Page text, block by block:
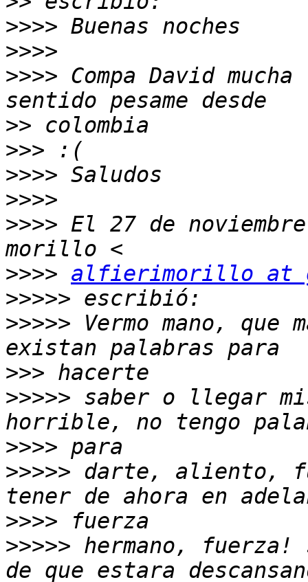
>>>>
>>>>
>>>> Compa David
>>
>>>
>>>>
>>>>
>>>> El 27 de
>>>> alfierimorillo at
>>>>>
>>>>> Vermo mano,
>>>
>>>>> saber o llegar
>>>>
>>>>> darte, aliento,
>>>>
>>>>> hermano,